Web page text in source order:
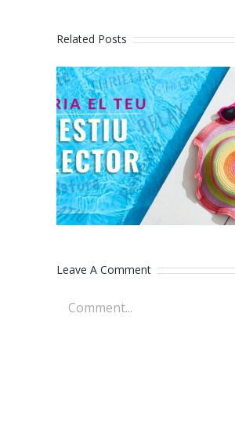
Related Posts
Tria el teu estiu
lector
Leave A Comment
Comment